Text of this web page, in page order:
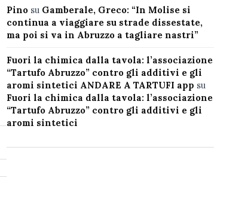
Pinosu Gamberale, Greco: “In Molise si
continua a viaggiare su strade dissestate,
ma poi si va in Abruzzo a tagliare nastri”
Fuori la chimica dalla tavola: l’associazione
“Tartufo Abruzzo” contro gli additivi e gli
aromi sintetici ANDARE A TARTUFI app su
Fuori la chimica dalla tavola: l’associazione
“Tartufo Abruzzo” contro gli additivi e gli
aromi sintetici